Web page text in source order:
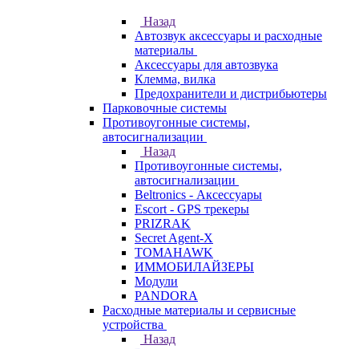
Назад
Автозвук аксессуары и расходные
материалы
Аксессуары для автозвука
Клемма, вилка
Предохранители и дистрибьютеры
Парковочные системы
Противоугонные системы,
автосигнализации
Назад
Противоугонные системы,
автосигнализации
Beltronics - Аксессуары
Escort - GPS трекеры
PRIZRAK
Secret Agent-X
TOMAHAWK
ИММОБИЛАЙЗЕРЫ
Модули
PANDORA
Расходные материалы и сервисные
устройства
Назад